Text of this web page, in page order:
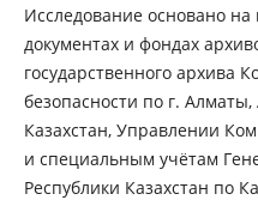
Исследование основано
документах и фондах
государственного архива
безопасности по г.
Казахстан, Управлении
и специальным учётам
Республики Казахстан по